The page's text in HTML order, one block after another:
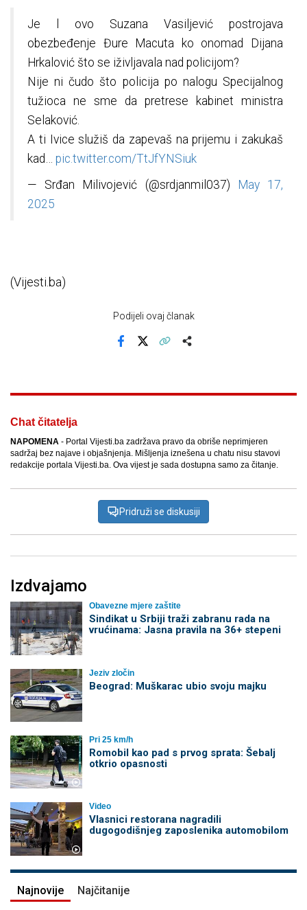
Je l ovo Suzana Vasiljević postrojava
obezbeđenje Đure Macuta ko onomad Dijana
Hrkalović što se iživljavala nad policijom?
Nije ni čudo što policija po nalogu Specijalnog
tužioca ne sme da pretrese kabinet ministra
Selaković.
A ti Ivice služiš da zapevaš na prijemu i zakukaš
kad… pic.twitter.com/TtJfYNSiuk
— Srđan Milivojević (@srdjanmil037)
May 17,
2025
(Vijesti.ba)
Podijeli ovaj članak
Chat čitatelja
NAPOMENA - Portal Vijesti.ba zadržava pravo da obriše neprimjeren
sadržaj bez najave i objašnjenja. Mišljenja iznešena u chatu nisu stavovi
redakcije portala Vijesti.ba. Ova vijest je sada dostupna samo za čitanje.
Pridruži se diskusiji
Izdvajamo
Obavezne mjere zaštite
Sindikat u Srbiji traži zabranu rada na
vrućinama: Jasna pravila na 36+ stepeni
Jeziv zločin
Beograd: Muškarac ubio svoju majku
Pri 25 km/h
Romobil kao pad s prvog sprata: Šebalj
otkrio opasnosti
Video
Vlasnici restorana nagradili
dugogodišnjeg zaposlenika automobilom
Najnovije Najčitanije